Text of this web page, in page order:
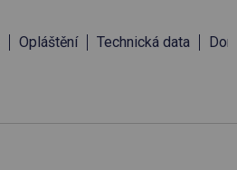
Opláštění Technická data